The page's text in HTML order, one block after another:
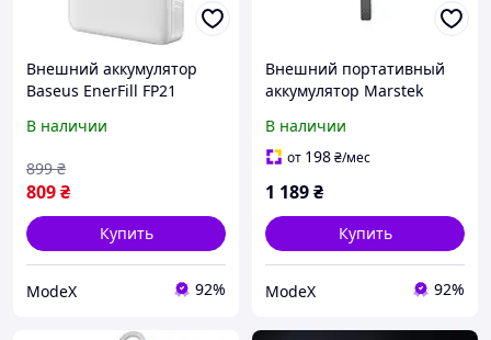
Внешний аккумулятор
Baseus EnerFill FP21
(P1008210D213-00)
В наличии
809₴
899 ₴
Купить
ModeX 92%
Внешний портативный
аккумулятор Marstek
В наличии
от 198₴/мес
1 189₴
Купить
ModeX 92%